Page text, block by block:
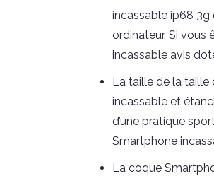
incassable ip68 3g
ordinateur. Si vous
incassable avis
La taille de la
incassable et
d’une pratique
Smartphone
La coque